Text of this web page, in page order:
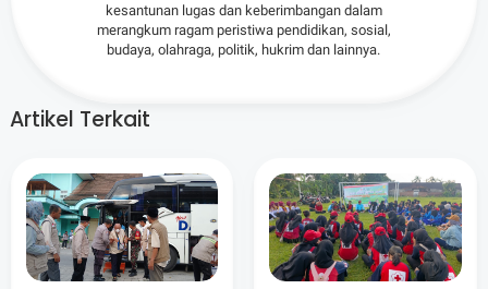
kesantunan lugas dan keberimbangan dalam
merangkum ragam peristiwa pendidikan, sosial,
budaya, olahraga, politik, hukrim dan lainnya.
Artikel Terkait